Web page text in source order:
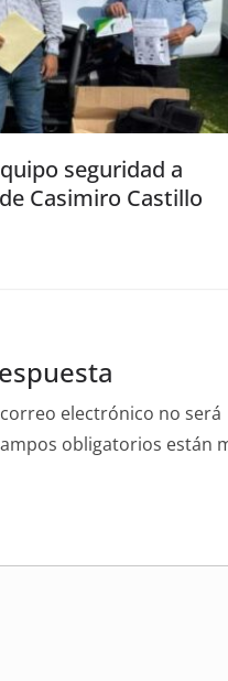
seguridad a
Casimiro Castillo
electrónico no será
obligatorios están